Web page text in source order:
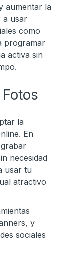
aumentar la
a usar
como
programar
activa sin
la
En
necesidad
usar tu
atractivo
y
sociales